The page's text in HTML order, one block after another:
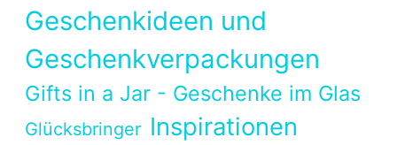
Geschenkideen und
Geschenkverpackungen
Gifts in a Jar - Geschenke im Glas
Glücksbringer Inspirationen